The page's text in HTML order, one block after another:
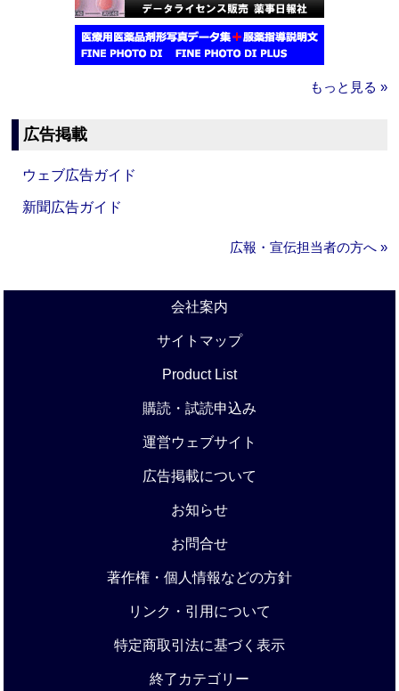
もっと見る »
広告掲載
ウェブ広告ガイド
新聞広告ガイド
広報・宣伝担当者の方へ »
会社案内
サイトマップ
Product List
購読・試読申込み
運営ウェブサイト
広告掲載について
お知らせ
お問合せ
著作権・個人情報などの方針
リンク・引用について
特定商取引法に基づく表示
終了カテゴリー